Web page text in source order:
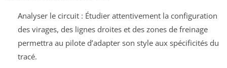
Analyser le circuit : Étudier attentivement la configuration
des virages, des lignes droites et des zones de freinage
permettra au pilote d’adapter son style aux spécificités du
tracé.